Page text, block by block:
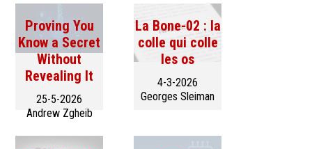
Proving You
Know a Secret
Without
Revealing It
25-5-2026
Andrew Zgheib
La Bone-02 : la
colle qui colle
les os
4-3-2026
Georges Sleiman